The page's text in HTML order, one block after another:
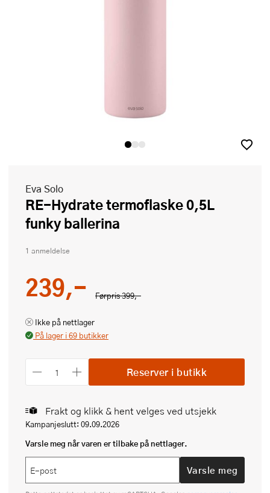
Eva Solo
RE-Hydrate termoflaske 0,5L
funky ballerina
1 anmeldelse
Førpris399,-
239,-
Ikke på nettlager
På lager i 69 butikker
Reserver i butikk
Frakt og klikk & hent velges ved utsjekk
Kampanjeslutt: 09.09.2026
Varsle meg når varen er tilbake på nettlager.
Varsle meg